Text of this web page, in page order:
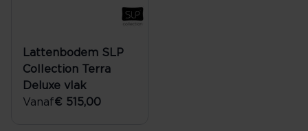
Lattenbodem SLP
Collection Terra
Deluxe vlak
Vanaf€ 515,00